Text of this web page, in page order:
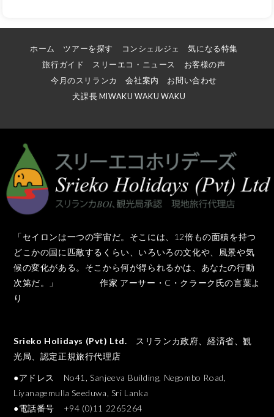
ホーム ツアーを探す コンシェルジェ
気になる特集
旅行ガイド
スリーエコ・ニュース
お客様の声
今月のスリランカ
会社案内
お問い合わせ
犬課長 MIWAKU WAKU WAKU
「セイロンは一つの宇宙だ。そこには、12倍もの面積を持つ
どこかの国に匹敵するくらい、いろいろの文化や、風景や気
候の変化がある。そこから何が得られるかは、あなたの行動
次第だ。」 作家 アーサー・C・クラーク氏の言葉よ
り
Srieko Holidays (Pvt) Ltd. スリランカ政府、経済省、観
光局、認定正規旅行代理店
●アドレス No41, Sanjeeva Building, Negombo Road,
Liyanagemulla Seeduwa, Sri Lanka
●電話番号 +94 (0)11 2265264